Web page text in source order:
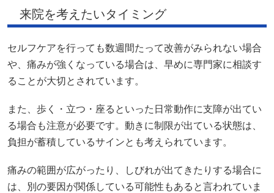
来院を考えたいタイミング
セルフケアを行っても数週間たって改善がみられない場合
や、痛みが強くなっている場合は、早めに専門家に相談す
ることが大切とされています。
また、歩く・立つ・座るといった日常動作に支障が出てい
る場合も注意が必要です。動きに制限が出ている状態は、
負担が蓄積しているサインとも考えられています。
痛みの範囲が広がったり、しびれが出てきたりする場合に
は、別の要因が関係している可能性もあると言われていま